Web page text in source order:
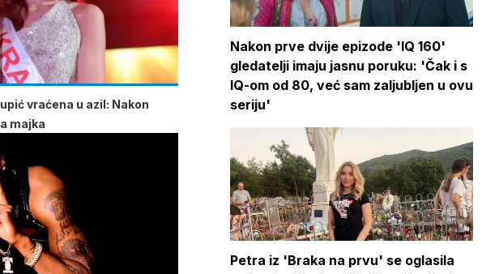
vraćena u azil: Nakon
majka
Nakon prve dvije epizode 'IQ 160'
gledatelji imaju jasnu poruku: 'Čak i s
IQ-om od 80, već sam zaljubljen u ovu
seriju'
Petra iz 'Braka na prvu' se oglasila